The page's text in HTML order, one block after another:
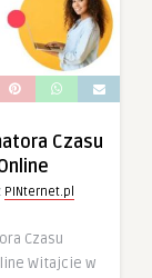
Czasu
PINternet.pl
Czasu
Witajcie w